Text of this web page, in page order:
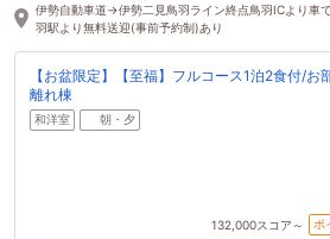
伊勢自動車道→伊勢二見鳥羽ライン終点鳥羽ICより車
羽駅より無料送迎(事前予約制)あり
【お盆限定】【至福】フルコース1泊2食付/
離れ棟
和洋室 朝・夕
132,000スコア～ ポ